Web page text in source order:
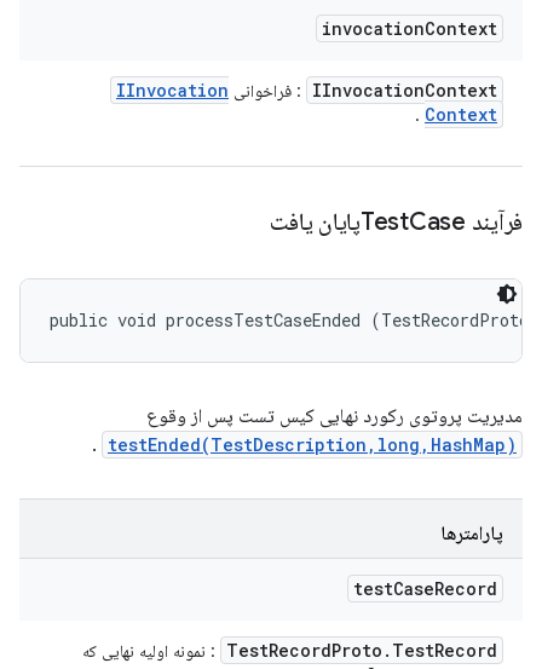
invocationContext
IInvocationContext : فراخوانی IInvocation
Context
.
فرآیند Test Caseپایان یافت
public void processTestCaseEnded
مدیریت پروتوی رکورد نهایی کیس تست پس از وقوع
testEnded(TestDescription,long,HashMap)
.
پارامترها
testCaseRecord
TestRecordProto . TestRecord
: نمونه اولیه نهایی که